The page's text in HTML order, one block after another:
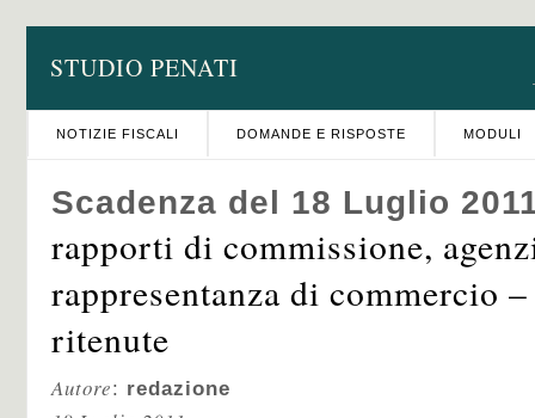
STUDIO PENATI
NOTIZIE FISCALI DOMANDE E RISPOSTE MODULI
Scadenza del 18 Luglio
rapporti di commissione,
rappresentanza di commercio
ritenute
Autore: redazione